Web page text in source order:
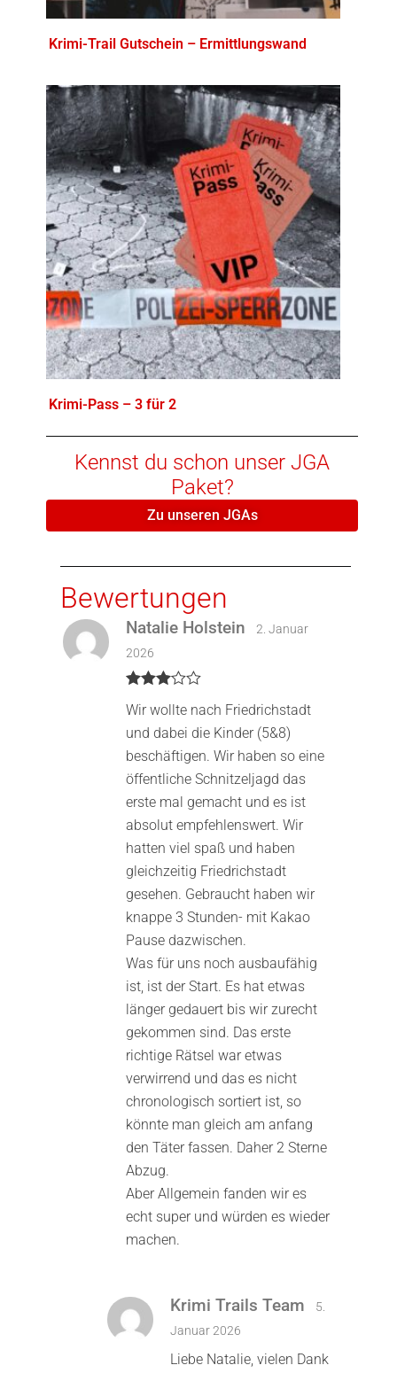
Krimi-Trail Gutschein – Ermittlungswand
Krimi-Pass – 3 für 2
Kennst du schon unser JGA
Paket?
Zu unseren JGAs
Bewertungen
mit 3
von 5
Natalie Holstein
2. Januar
2026
Wir wollte nach Friedrichstadt
und dabei die Kinder (5&8)
beschäftigen. Wir haben so eine
öffentliche Schnitzeljagd das
erste mal gemacht und es ist
absolut empfehlenswert. Wir
hatten viel spaß und haben
gleichzeitig Friedrichstadt
gesehen. Gebraucht haben wir
knappe 3 Stunden- mit Kakao
Pause dazwischen.
Was für uns noch ausbaufähig
ist, ist der Start. Es hat etwas
länger gedauert bis wir zurecht
gekommen sind. Das erste
richtige Rätsel war etwas
verwirrend und das es nicht
chronologisch sortiert ist, so
könnte man gleich am anfang
den Täter fassen. Daher 2 Sterne
Abzug.
Aber Allgemein fanden wir es
echt super und würden es wieder
machen.
Krimi Trails Team
5.
Januar 2026
Liebe Natalie, vielen Dank